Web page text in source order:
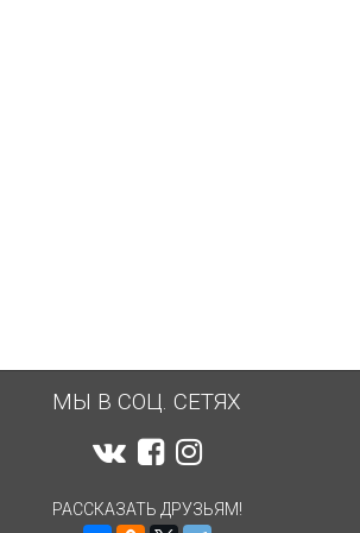
МЫ В СОЦ. СЕТЯХ
РАССКАЗАТЬ ДРУЗЬЯМ!